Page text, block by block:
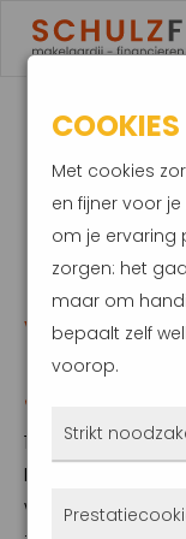
BRUTO
JANUARI
13 juni 2022
De bruto
woning met een
COOKIES
Met cookies
en fijner voor
om je ervaring
zorgen: het
maar om
bepaalt zelf
voorop.
Strikt